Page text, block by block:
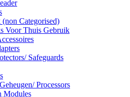
Categorised)
Voor Thuis Gebruik
Safeguards
Processors
Modules